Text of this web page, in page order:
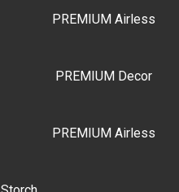
PREMIUM Airless
PREMIUM Decor
PREMIUM Airless